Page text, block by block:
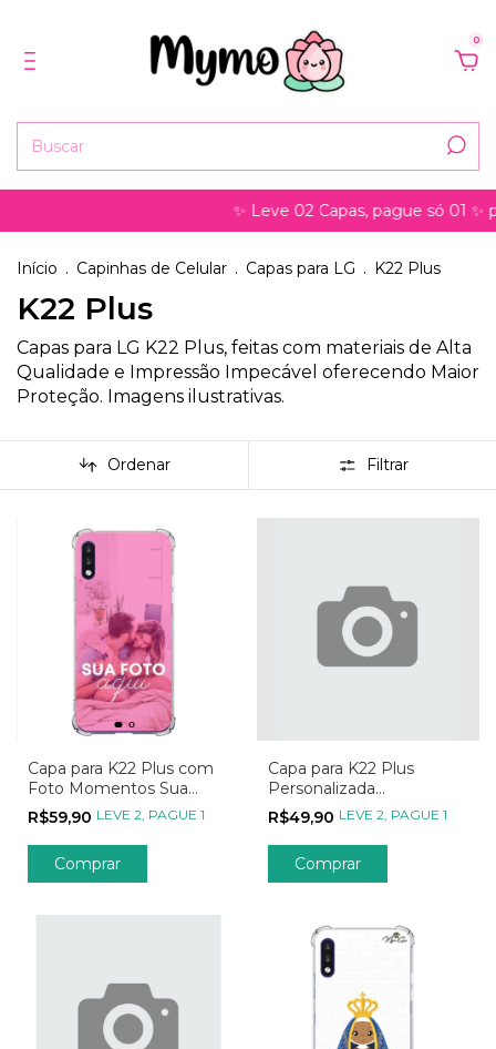
0
✨ Leve 02 Capas, pague só 01 ✨
Início . Capinhas de Celular . Capas para LG . K22 Plus
K22 Plus
Capas para LG K22 Plus, feitas com materiais de Alta
Qualidade e Impressão Impecável oferecendo Maior
Proteção. Imagens ilustrativas.
Ordenar Filtrar
Capa para K22 Plus com
Foto Momentos Sua
Foto
R$59,90 LEVE 2, PAGUE 1
Capa para K22 Plus
Personalizada
Metadinhas My Person -
Parte 02
R$49,90 LEVE 2, PAGUE 1